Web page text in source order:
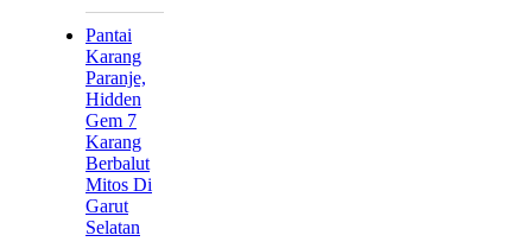
Pantai
Karang
Paranje,
Hidden
Gem 7
Karang
Berbalut
Mitos Di
Garut
Selatan